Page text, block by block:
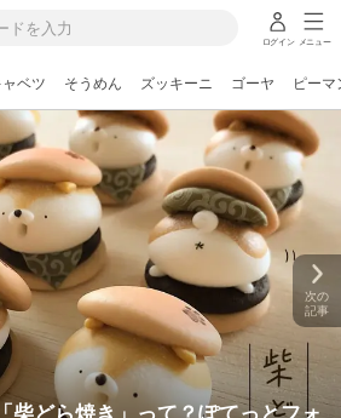
ログイン メニュー
ベツ そうめん ズッキーニ ゴーヤ ピーマ
次の
記事